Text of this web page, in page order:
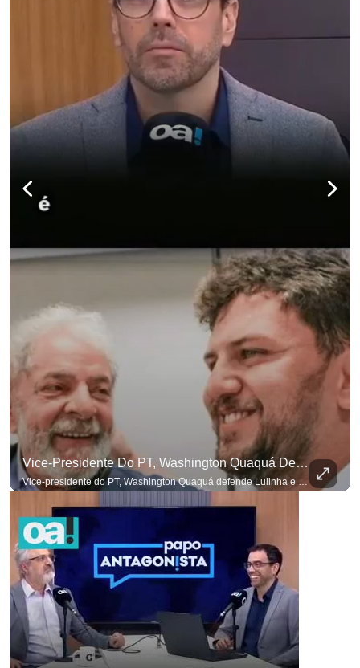
Vice-Presidente Do PT, Washington Quaquá Defende Lulinha E Diz Que Ele Vive Em Condições Precárias
Vice-presidente do PT, Washington Quaquá defende Lulinha e diz que ele vive em condições espartanas na Espanha. #OAntagonista Se você busca informação com credibilidade, inscreva-se agora e ative o